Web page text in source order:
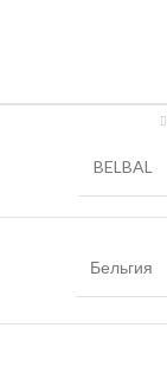
BELBAL
Бельгия